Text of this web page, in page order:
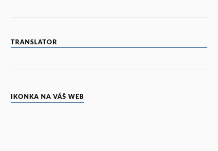
TRANSLATOR
IKONKA NA VÁŠ WEB